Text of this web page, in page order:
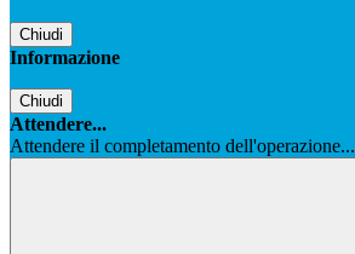
Chiudi
Informazione
Chiudi
Attendere...
Attendere il completamento dell'operazione...